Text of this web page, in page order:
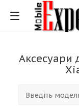
Аксесуари